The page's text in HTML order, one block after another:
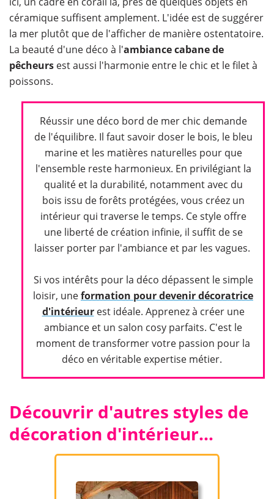
céramique suffisent amplement. L'idée est de suggérer
la mer plutôt que de l'afficher de manière ostentatoire.
La beauté d'une déco à l'ambiance cabane de
pêcheurs est aussi l'harmonie entre le chic et le filet à
poissons.
Réussir une déco bord de mer chic demande
de l'équilibre. Il faut savoir doser le bois, le bleu
marine et les matières naturelles pour que
l'ensemble reste harmonieux. En privilégiant la
qualité et la durabilité, notamment avec du
bois issu de forêts protégées, vous créez un
intérieur qui traverse le temps. Ce style offre
une liberté de création infinie, il suffit de se
laisser porter par l'ambiance et par les vagues.
Si vos intérêts pour la déco dépassent le simple
loisir, uneformation pour devenir décoratrice
d'intérieurest idéale. Apprenez à créer une
ambiance et un salon cosy parfaits. C'est le
moment de transformer votre passion pour la
déco en véritable expertise métier.
​Découvrir d'autres styles de
décoration d'intérieur…